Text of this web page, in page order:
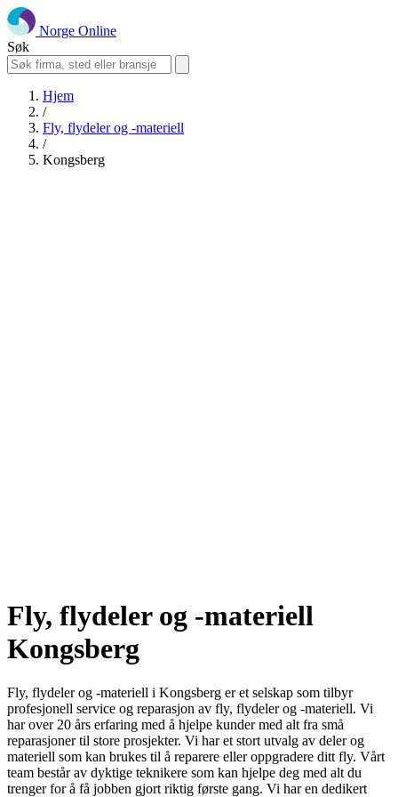
Norge Online
Søk
Hjem
/
Fly, flydeler og -materiell
/
Kongsberg
Fly, flydeler og -materiell
Kongsberg
Fly, flydeler og -materiell i Kongsberg er et selskap som tilbyr
profesjonell service og reparasjon av fly, flydeler og -materiell. Vi
har over 20 års erfaring med å hjelpe kunder med alt fra små
reparasjoner til store prosjekter. Vi har et stort utvalg av deler og
materiell som kan brukes til å reparere eller oppgradere ditt fly. Vårt
team består av dyktige teknikere som kan hjelpe deg med alt du
trenger for å få jobben gjort riktig første gang. Vi har en dedikert